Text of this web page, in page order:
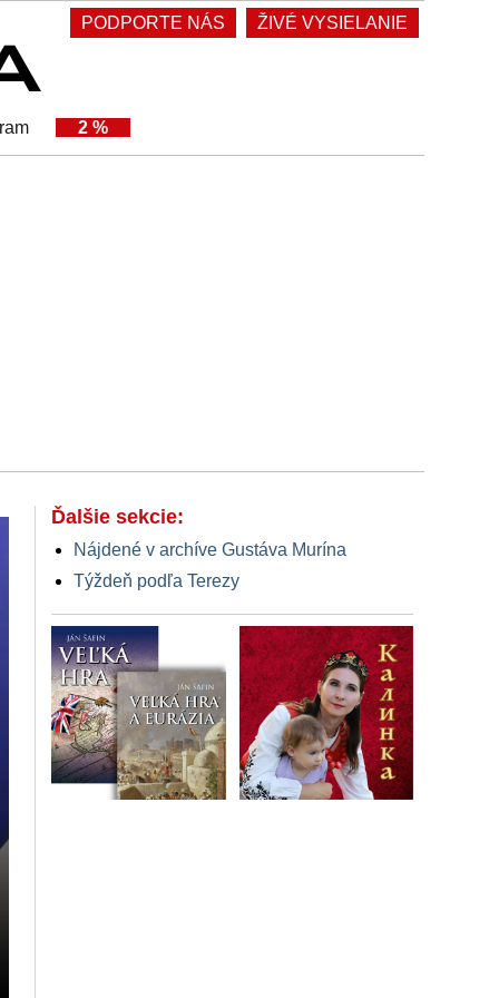
PODPORTE NÁS ŽIVÉ VYSIELANIE
2 %
Ďalšie sekcie:
Nájdené v archíve Gustáva Murína
Týždeň podľa Terezy